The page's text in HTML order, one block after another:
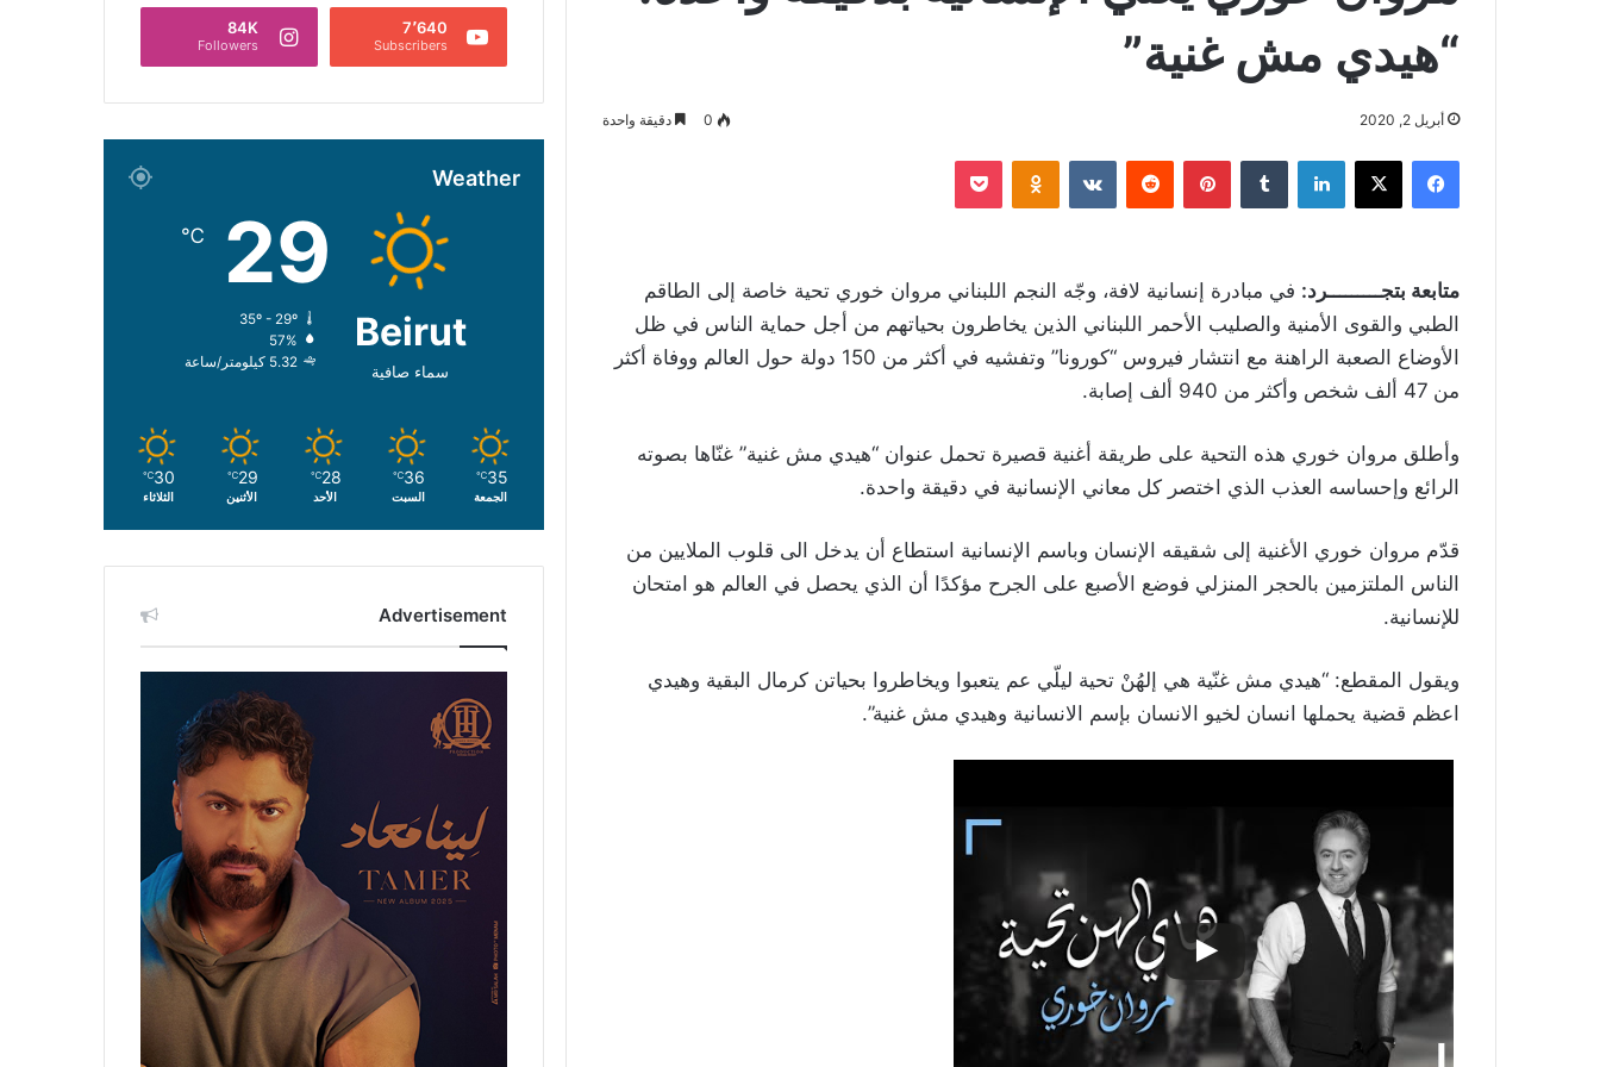
“هيدي مش غنية”
أبريل 2, 2020 0 دقيقة واحدة
فيسبوك ‫X لينكدإن بينتيريست Odnoklassniki
‫Pocket
متابعة بتجـــــــــرد: في مبادرة إنسانية لافة، وجّه النجم اللبناني مروان خوري تحية خاصة إلى الطاقم
الطبي والقوى الأمنية والصليب الأحمر اللبناني الذين يخاطرون بحياتهم من أجل حماية الناس في ظل
الأوضاع الصعبة الراهنة مع انتشار فيروس “كورونا” وتفشيه في أكثر من 150 دولة حول العالم ووفاة أكثر
من 47 ألف شخص وأكثر من 940 ألف إصابة.
وأطلق مروان خوري هذه التحية على طريقة أغنية قصيرة تحمل عنوان “هيدي مش غنية” غنّاها بصوته
الرائع وإحساسه العذب الذي اختصر كل معاني الإنسانية في دقيقة واحدة.
قدّم مروان خوري الأغنية إلى شقيقه الإنسان وباسم الإنسانية استطاع أن يدخل الى قلوب الملايين من
الناس الملتزمين بالحجر المنزلي فوضع الأصبع على الجرح مؤكدًا أن الذي يحصل في العالم هو امتحان
للإنسانية.
ويقول المقطع: “هيدي مش غنّية هي إلهُنْ تحية ليلّي عم يتعبوا ويخاطروا بحياتن كرمال البقية وهيدي
اعظم قضية يحملها انسان لخيو الانسان بإسم الانسانية وهيدي مش غنية”.
7٬640
Subscribers
84K
Followers
Weather
Beirut
سماء صافية
29
℃
35º - 29º
57%
5.32 كيلومتر/ساعة
35
℃
الجمعة
36
℃
السبت
28
℃
الأحد
29
℃
الأثنين
30
℃
الثلاثاء
Advertisement